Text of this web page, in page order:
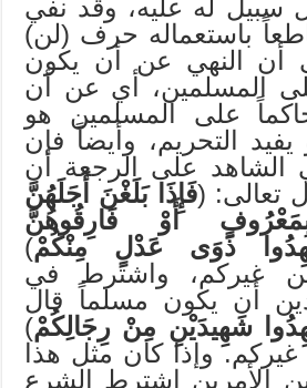
سبيل له عليه، وقد نفي
باستعماله حرف (لن)
أن النهي عن أن يكون
المسلمين، أي عن أن
على المسلمين هو
التحريم، وأيضاً فإن
الشاهد على الرجعة أن
تعالى: (فَإِذَا بَلَغْنَ أَجَلَهُنَّ
أَوْ فَارِقُوهُنَّ
ذَوَى عَدْلٍ مِنْكُمْ)
غيركم، واشترط في
أن يكون مسلماً قال
شَهِيدَيْنِ مِنْ رِجَالِكُمْ)
وإذا كان مثل هذا
الأمرين اشترط الشرع